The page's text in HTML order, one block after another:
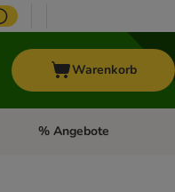
Warenkorb
PferdKategorie-Menü öffnen:
% Angebote